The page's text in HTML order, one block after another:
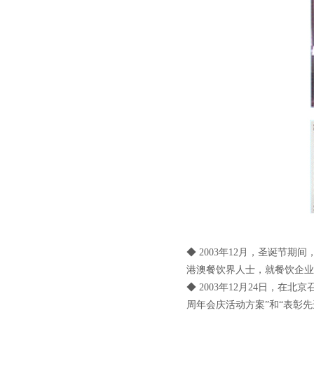
◆ 2003年12月，圣诞节期间
港澳餐饮界人士，就餐饮企
◆ 2003年12月24日，在北京
周年会庆活动方案”和“表彰